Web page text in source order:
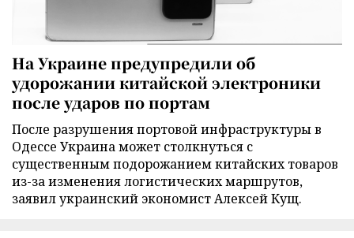
На Украине предупредили об
удорожании китайской электроники
после ударов по портам
После разрушения портовой инфраструктуры в
Одессе Украина может столкнуться с
существенным подорожанием китайских товаров
из-за изменения логистических маршрутов,
заявил украинский экономист Алексей Кущ.